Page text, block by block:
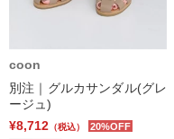
coon
別注｜グルカサンダル(グレ
ージュ)
¥8,712 （税込） 20%OFF